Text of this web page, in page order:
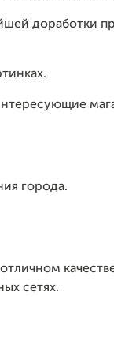
доработки
города.
сетях.